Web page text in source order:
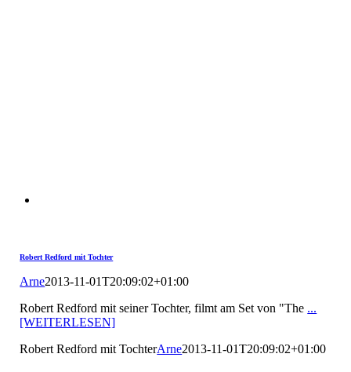
Robert Redford mit Tochter
Arne2013-11-01T20:09:02+01:00
Robert Redford mit seiner Tochter, filmt am Set von "The ...
[WEITERLESEN]
Robert Redford mit TochterArne2013-11-01T20:09:02+01:00